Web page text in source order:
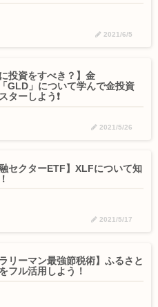
2021/6/5
に投資をすべき？】金
GLD」について学んで金投資
ターしよう❗️
2021/5/26
融セクターETF】XLFについて知
2021/5/17
ラリーマン最強節税術】ふるさと
フル活用しよう！